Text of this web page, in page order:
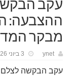
עקב
ההצבעה:
מבקר
ynet 3 ביוני 2026
עקב הבקשה